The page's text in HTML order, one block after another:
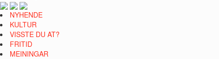
NYHENDE
KULTUR
VISSTE DU AT?
FRITID
MEININGAR